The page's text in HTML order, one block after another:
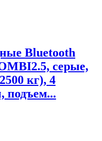
Bluetooth
серые,
кг), 4
подъем...